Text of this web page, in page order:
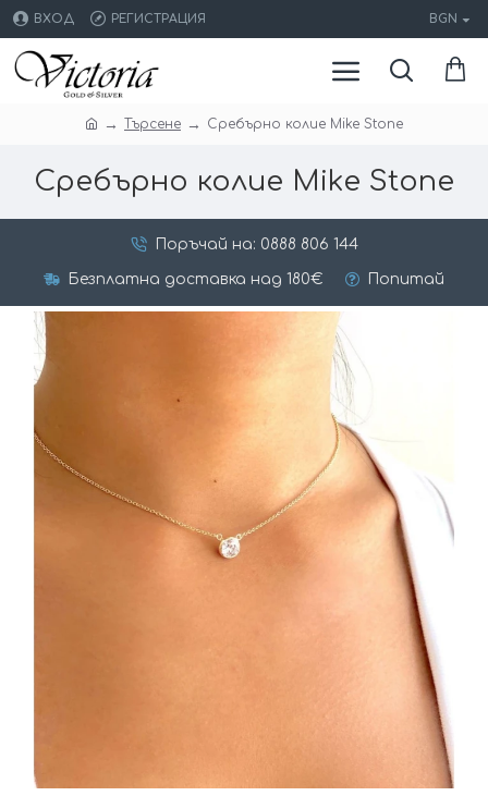
ВХОД РЕГИСТРАЦИЯ BGN
Търсене Сребърно колие Mike Stone
Сребърно колие Mike Stone
Поръчай на: 0888 806 144
Безплатна доставка над 180€ Попитай